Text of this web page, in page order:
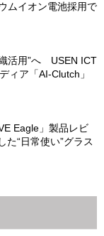
ムイオン電池採用で
活用”へ USEN ICT
ィア「AI-Clutch」
Eagle」製品レビ
“日常使い”グラス